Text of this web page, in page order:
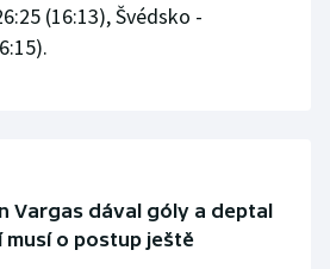
(16:13), Švédsko -
Vargas dával góly a deptal
o postup ještě